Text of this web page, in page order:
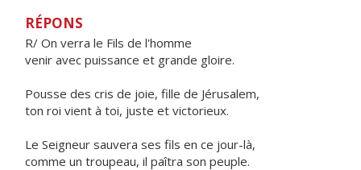
RÉPONS
R/ On verra le Fils de l'homme
venir avec puissance et grande gloire.
Pousse des cris de joie, fille de Jérusalem,
ton roi vient à toi, juste et victorieux.
Le Seigneur sauvera ses fils en ce jour-là,
comme un troupeau, il paîtra son peuple.